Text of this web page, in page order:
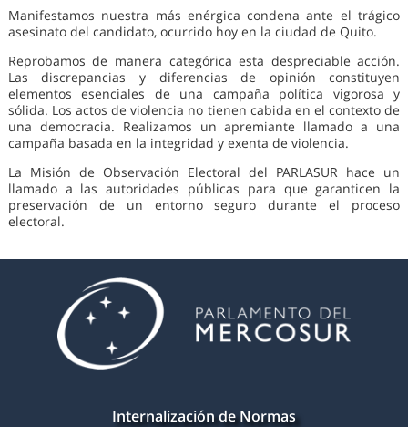
Manifestamos nuestra más enérgica condena ante el trágico
asesinato del candidato, ocurrido hoy en la ciudad de Quito.
Reprobamos de manera categórica esta despreciable acción.
Las discrepancias y diferencias de opinión constituyen
elementos esenciales de una campaña política vigorosa y
sólida. Los actos de violencia no tienen cabida en el contexto de
una democracia. Realizamos un apremiante llamado a una
campaña basada en la integridad y exenta de violencia.
La Misión de Observación Electoral del PARLASUR hace un
llamado a las autoridades públicas para que garanticen la
preservación de un entorno seguro durante el proceso
electoral.
Internalización de Normas